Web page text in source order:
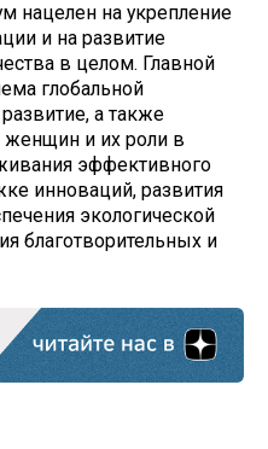
нацелен на укрепление
и на развитие
в целом. Главной
глобальной
а также
и их роли в
эффективного
инноваций, развития
экологической
благотворительных и